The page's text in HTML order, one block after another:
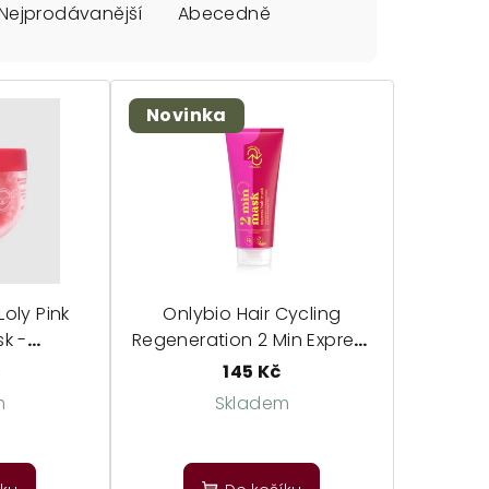
Abecedně
Pink
-
maska
Novinka
Onlybio Hair Cycling
Regeneration 2 Min Express
Hair Mask - regenerační
maska
145 Kč
Skladem